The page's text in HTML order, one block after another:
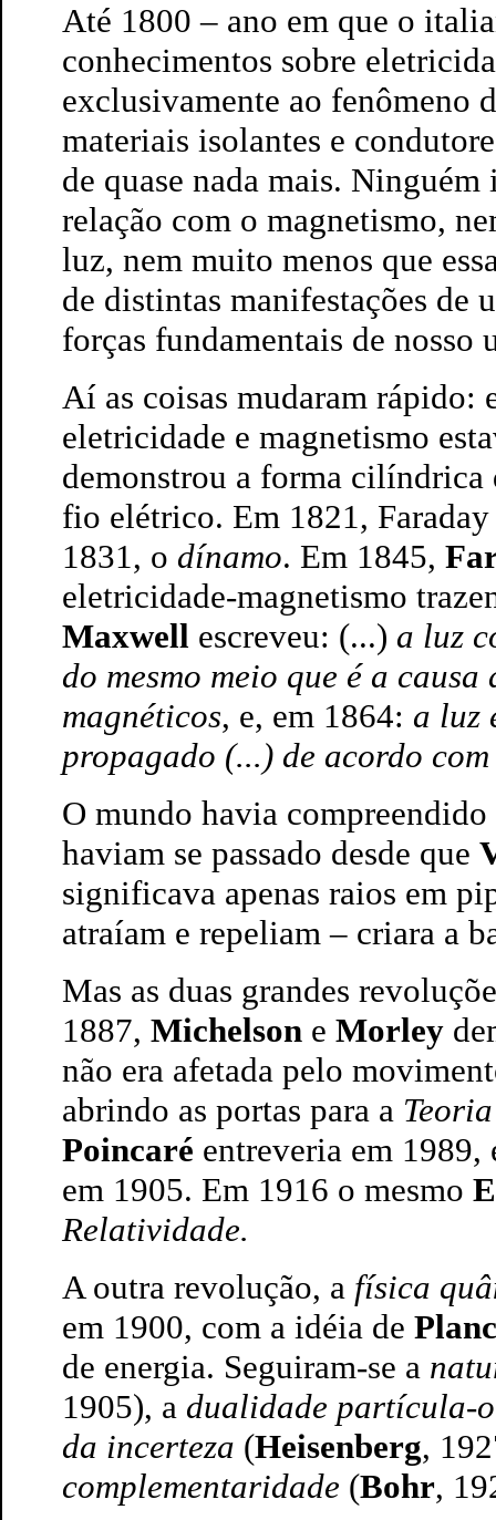
Até 1800 – ano em que o
conhecimentos sobre
exclusivamente ao fenômeno
materiais isolantes e
de quase nada mais.
relação com o magnetismo,
luz, nem muito menos que
de distintas manifestações de
forças fundamentais de
Aí as coisas mudaram rápido:
eletricidade e magnetismo
demonstrou a forma
fio elétrico. Em 1821,
1831, o dínamo. Em 1845,
eletricidade-magnetismo
Maxwell escreveu: (...) a luz
do mesmo meio que é a
magnéticos, e, em 1864: a luz
propagado (...) de acordo
O mundo havia
haviam se passado desde que
significava apenas raios em
atraíam e repeliam – criara a
Mas as duas grandes
1887, Michelsone Morley
não era afetada pelo
abrindo as portas para a
Poincaré entreveria em 1989,
em 1905. Em 1916 o mesmo
Relatividade.
A outra revolução, a física
em 1900, com a idéia de
de energia. Seguiram-se a
1905), a dualidade partícula-
da incerteza (Heisenberg,
complementaridade (Bohr,